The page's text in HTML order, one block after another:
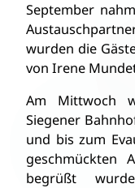
September
wurden die
von Irene
Am Mittwoch
Siegener
und bis zum
geschmückten
begrüßt